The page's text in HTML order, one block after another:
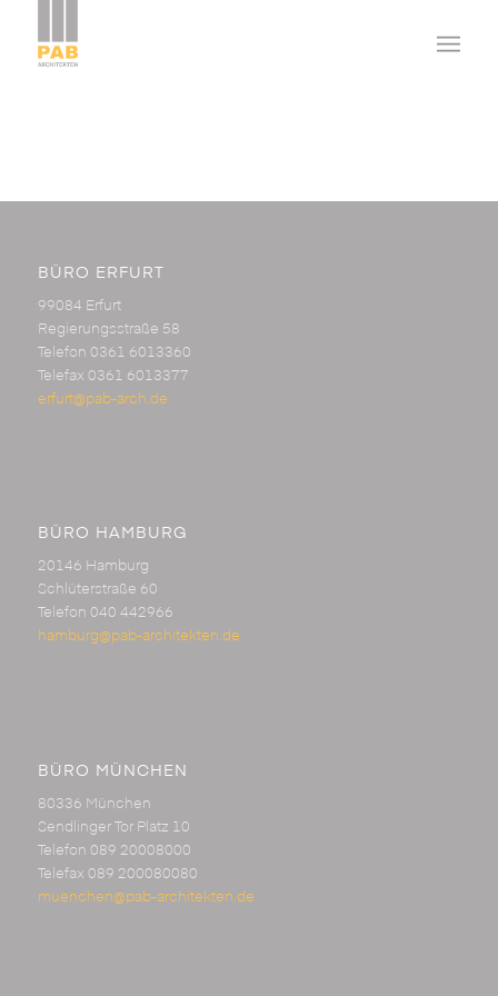
BÜRO ERFURT
99084 Erfurt
Regierungsstraße 58
Telefon 0361 6013360
Telefax 0361 6013377
erfurt@pab-arch.de
BÜRO HAMBURG
20146 Hamburg
Schlüterstraße 60
Telefon 040 442966
hamburg@pab-architekten.de
BÜRO MÜNCHEN
80336 München
Sendlinger Tor Platz 10
Telefon 089 20008000
Telefax 089 200080080
muenchen@pab-architekten.de